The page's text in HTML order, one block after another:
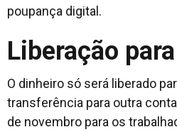
poupança digital.
Liberação
O dinheiro só será liberado
transferência para outra
de novembro para os